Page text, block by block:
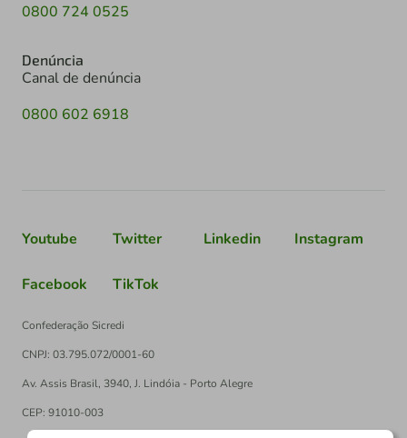
0800 724 0525
Denúncia
Canal de denúncia
0800 602 6918
Youtube Twitter Linkedin Instagram
Facebook TikTok
Confederação Sicredi
CNPJ: 03.795.072/0001-60
Av. Assis Brasil, 3940, J. Lindóia - Porto Alegre
CEP: 91010-003